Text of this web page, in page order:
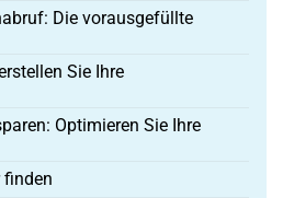
Die vorausgefüllte
Sie Ihre
Optimieren Sie Ihre
finden